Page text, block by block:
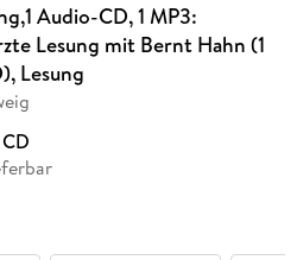
Audio-CD, 1 MP3:
Lesung mit Bernt Hahn (1
Lesung